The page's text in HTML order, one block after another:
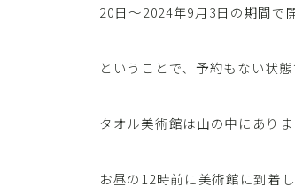
20日～2024年9月3日の期間で
ということで、予約もない状
タオル美術館は山の中にあり
お昼の12時前に美術館に到着